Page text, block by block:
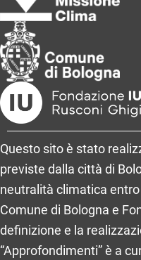
Questo sito è stato
previste dalla città di
neutralità climatica
Comune di Bologna e
definizione e la
“Approfondimenti” è a